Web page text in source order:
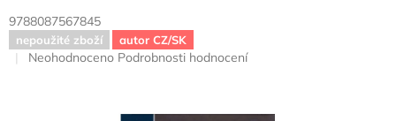
9788087567845
nepoužité zboží autor CZ/SK
Průměrné
Neohodnoceno Podrobnosti hodnocení